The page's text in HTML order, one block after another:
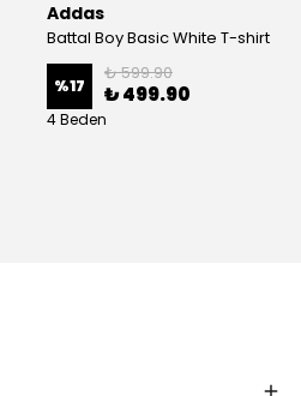
Addas
Battal Boy Basic White T-shirt
%17
₺ 599.90
₺ 499.90
4 Beden